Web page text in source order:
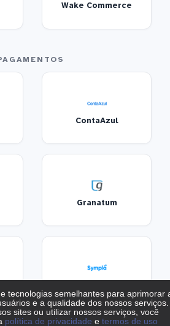
Wake Commerce
ContaAzul
Granatum